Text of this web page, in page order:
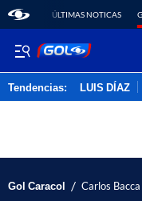
ÚLTIMAS NOTICAS
Tendencias: LUIS DÍAZ
Gol Caracol / Carlos